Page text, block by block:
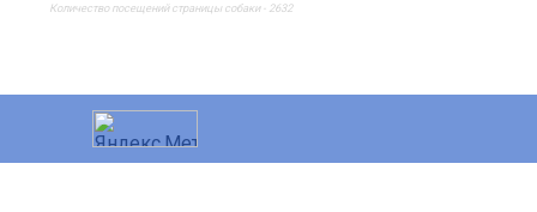
Количество посещений страницы собаки - 2632